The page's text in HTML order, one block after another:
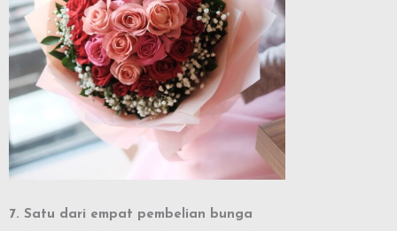
7. Satu dari empat pembelian bunga